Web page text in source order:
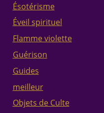
Ésotérisme
Éveil spirituel
Flamme violette
Guérison
Guides
meilleur
Objets de Culte